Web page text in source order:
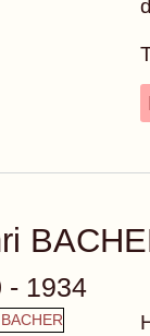
- 1934